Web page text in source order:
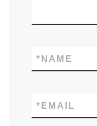
NAME
*
EMAIL
*